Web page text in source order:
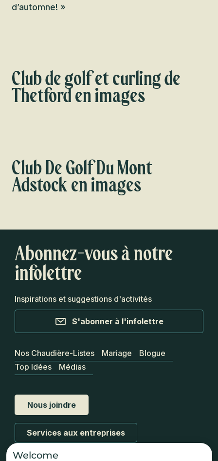
d’automne! »
Club de golf et curling de
Thetford en images
Club De Golf Du Mont
Adstock en images
Abonnez-vous à notre
infolettre
Inspirations et suggestions d'activités
S'abonner à l'infolettre
Nous joindre
Services aux entreprises
Nos Chaudière-Listes Mariage
Blogue
Top Idées
Médias
Welcome